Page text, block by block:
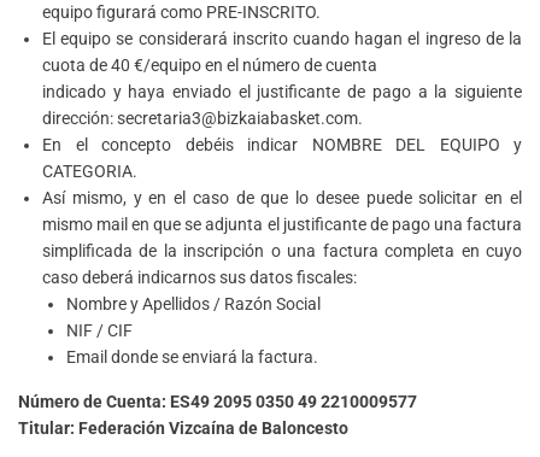
equipo figurará como PRE-INSCRITO.
El equipo se considerará inscrito cuando hagan el ingreso de la
cuota de 40 €/equipo en el número de cuenta
indicado y haya enviado el justificante de pago a la siguiente
dirección: secretaria3@bizkaiabasket.com.
En el concepto debéis indicar NOMBRE DEL EQUIPO y
CATEGORIA.
Así mismo, y en el caso de que lo desee puede solicitar en el
mismo mail en que se adjunta el justificante de pago una factura
simplificada de la inscripción o una factura completa en cuyo
caso deberá indicarnos sus datos fiscales:
Nombre y Apellidos / Razón Social
NIF / CIF
Email donde se enviará la factura.
Número de Cuenta: ES49 2095 0350 49 2210009577
Titular: Federación Vizcaína de Baloncesto